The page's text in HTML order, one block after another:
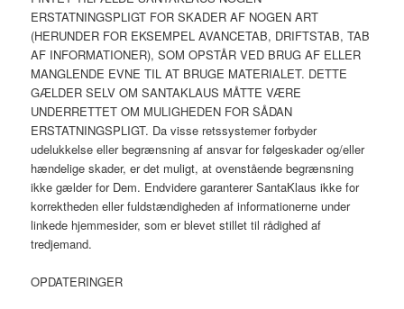
ERSTATNINGSPLIGT FOR SKADER AF NOGEN ART
(HERUNDER FOR EKSEMPEL AVANCETAB, DRIFTSTAB, TAB
AF INFORMATIONER), SOM OPSTÅR VED BRUG AF ELLER
MANGLENDE EVNE TIL AT BRUGE MATERIALET. DETTE
GÆLDER SELV OM SANTAKLAUS MÅTTE VÆRE
UNDERRETTET OM MULIGHEDEN FOR SÅDAN
ERSTATNINGSPLIGT. Da visse retssystemer forbyder
udelukkelse eller begrænsning af ansvar for følgeskader og/eller
hændelige skader, er det muligt, at ovenstående begrænsning
ikke gælder for Dem. Endvidere garanterer SantaKlaus ikke for
korrektheden eller fuldstændigheden af informationerne under
linkede hjemmesider, som er blevet stillet til rådighed af
tredjemand.
OPDATERINGER